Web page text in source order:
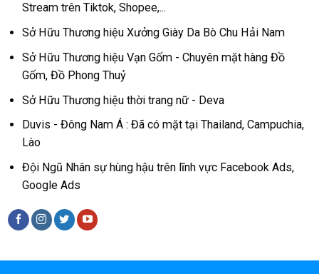
Stream trên Tiktok, Shopee,...
Sở Hữu Thương hiệu Xưởng Giày Da Bò Chu Hải Nam
Sở Hữu Thương hiệu Vạn Gốm - Chuyên mặt hàng Đồ
Gốm, Đồ Phong Thuỷ
Sở Hữu Thương hiệu thời trang nữ - Deva
Duvis - Đông Nam Á : Đã có mặt tại Thailand, Campuchia,
Lào
Đội Ngũ Nhân sự hùng hậu trên lĩnh vực Facebook Ads,
Google Ads